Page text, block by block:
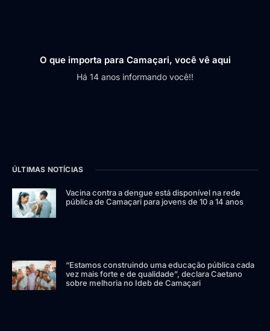
O que importa para Camaçari, você vê aqui
Há 14 anos informando você!!
ÚLTIMAS NOTÍCIAS
Vacina contra a dengue está disponível na rede
pública de Camaçari para jovens de 10 a 14 anos
“Estamos construindo uma educação pública cada
vez mais forte e de qualidade”, declara Caetano
sobre melhoria no Ideb de Camaçari